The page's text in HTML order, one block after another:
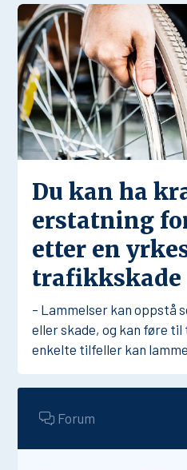
Du kan ha
erstatning
etter en
trafikkskade
– Lammelser kan oppstå
eller skade, og kan føre
enkelte tilfeller kan
Forum